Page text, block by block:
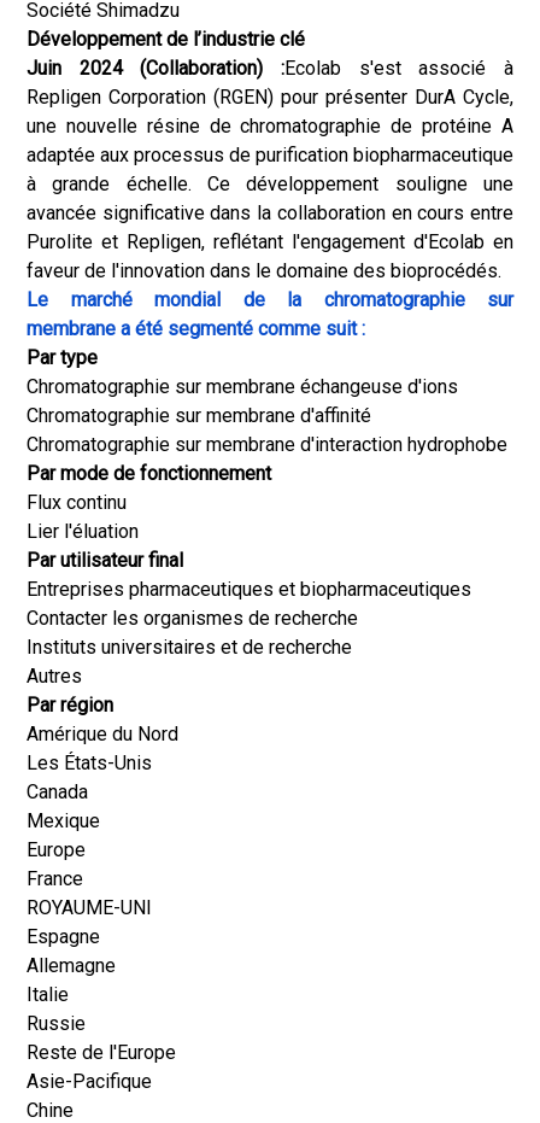
Société Shimadzu
Développement de l’industrie clé
Juin 2024 (Collaboration) :Ecolab s'est associé à
Repligen Corporation (RGEN) pour présenter DurA Cycle,
une nouvelle résine de chromatographie de protéine A
adaptée aux processus de purification biopharmaceutique
à grande échelle. Ce développement souligne une
avancée significative dans la collaboration en cours entre
Purolite et Repligen, reflétant l'engagement d'Ecolab en
faveur de l'innovation dans le domaine des bioprocédés.
Le marché mondial de la chromatographie sur
membrane a été segmenté comme suit :
Par type
Chromatographie sur membrane échangeuse d'ions
Chromatographie sur membrane d'affinité
Chromatographie sur membrane d'interaction hydrophobe
Par mode de fonctionnement
Flux continu
Lier l'éluation
Par utilisateur final
Entreprises pharmaceutiques et biopharmaceutiques
Contacter les organismes de recherche
Instituts universitaires et de recherche
Autres
Par région
Amérique du Nord
Les États-Unis
Canada
Mexique
Europe
France
ROYAUME-UNI
Espagne
Allemagne
Italie
Russie
Reste de l'Europe
Asie-Pacifique
Chine